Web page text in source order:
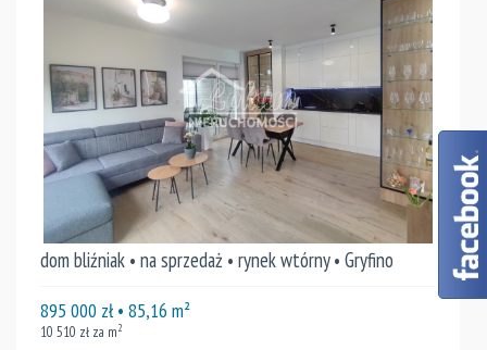
dom bliźniak • na sprzedaż • rynek wtórny • Gryfino
895 000 zł• 85,16 m²
10 510 zł za m2